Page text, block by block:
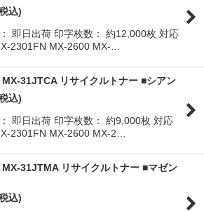
込)
即日出荷 印字枚数： 約12,000枚 対応
2301FN MX-2600 MX-…
MX-31JTCA リサイクルトナー ■シアン
込)
即日出荷 印字枚数： 約9,000枚 対応
2301FN MX-2600 MX-2…
MX-31JTMA リサイクルトナー ■マゼン
込)